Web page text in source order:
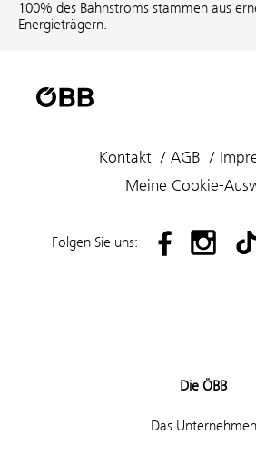
100% des Bahnstroms stammen aus
Energieträgern.
Kontakt AGB
Meine Cookie-
Folgen Sie uns:
Die ÖBB
Das Unternehmen